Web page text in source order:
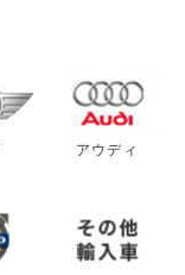
アウディ